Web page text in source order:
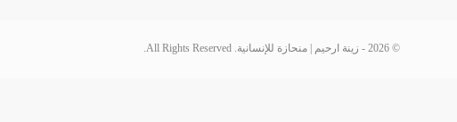
© 2026 - زينة ارحيم | منحازة للإنسانية. All Rights Reserved.